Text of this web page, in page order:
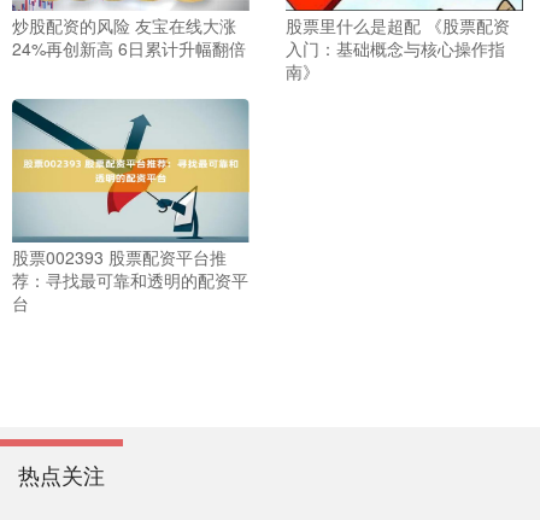
炒股配资的风险 友宝在线大涨
24%再创新高 6日累计升幅翻倍
股票里什么是超配 《股票配资
入门：基础概念与核心操作指
南》
股票002393 股票配资平台推
荐：寻找最可靠和透明的配资平
台
热点关注